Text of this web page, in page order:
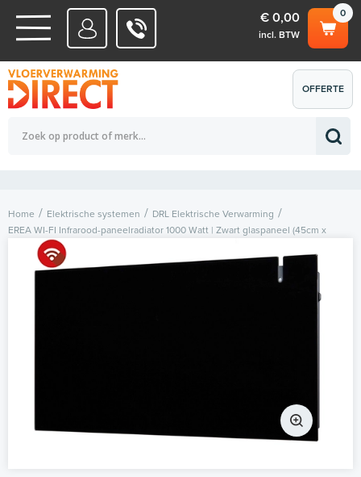
WATERSYSTEMEN
ELEKTRISCHE SYSTEMEN
0
€ 0,00
incl. BTW
Totaalbedrag (incl. BTW) € 0,00
OFFERTE
AANVRAGEN
Home Elektrische systemen
DRL Elektrische Verwarming
EREA WI-FI Infrarood-paneelradiator 1000 Watt | Zwart glaspaneel (45cm x